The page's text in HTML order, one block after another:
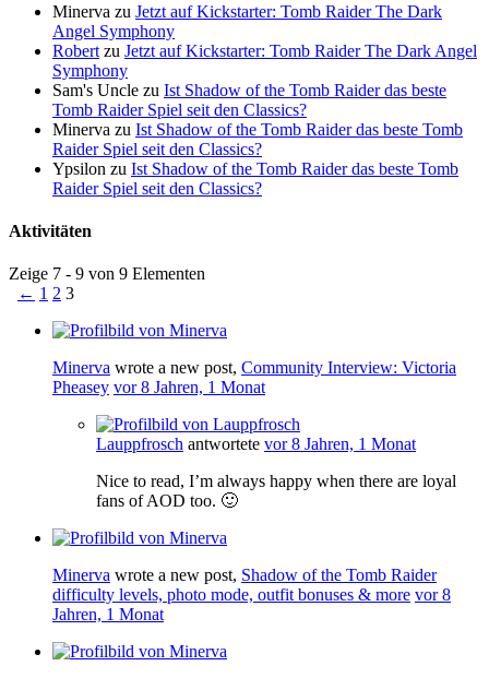
Minerva zu Jetzt auf Kickstarter: Tomb Raider The Dark
Angel Symphony
Robert zu Jetzt auf Kickstarter: Tomb Raider The Dark Angel
Symphony
Sam's Uncle zu Ist Shadow of the Tomb Raider das beste
Tomb Raider Spiel seit den Classics?
Minerva zu Ist Shadow of the Tomb Raider das beste Tomb
Raider Spiel seit den Classics?
Ypsilon zu Ist Shadow of the Tomb Raider das beste Tomb
Raider Spiel seit den Classics?
Aktivitäten
Zeige 7 - 9 von 9 Elementen
← 1 2 3
Minerva wrote a new post, Community Interview: Victoria
Pheasey vor 8 Jahren, 1 Monat
Lauppfrosch antwortete vor 8 Jahren, 1 Monat
Nice to read, I’m always happy when there are loyal
fans of AOD too. 🙂
Minerva wrote a new post, Shadow of the Tomb Raider
difficulty levels, photo mode, outfit bonuses & more vor 8
Jahren, 1 Monat